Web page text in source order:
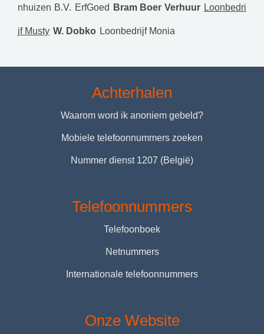
nhuizen B.V. ErfGoed Bram Boer Verhuur Loonbedri
jf Musty W. Dobko Loonbedrijf Monia
Achterhalen
Waarom word ik anoniem gebeld?
Mobiele telefoonnummers zoeken
Nummer dienst 1207 (België)
Telefoonnummers
Telefoonboek
Netnummers
Internationale telefoonnummers
Onze Website